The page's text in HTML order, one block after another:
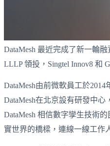
DataMesh 最近完成了新一輪融
LLLP 領投，Singtel Innov8 和
DataMesh由前微軟員工於2014
DataMesh在北京設有研發中心
DataMesh 相信數字孿生技術
實世界的橋樑，連線一線工作